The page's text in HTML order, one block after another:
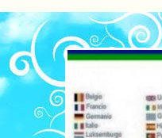
Jdi na obsah
Jdi na menu